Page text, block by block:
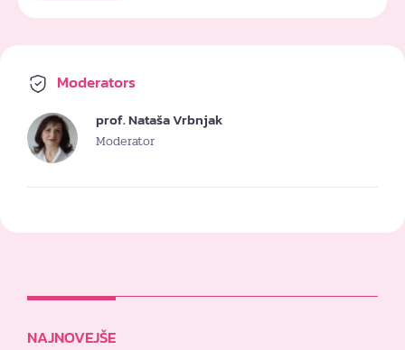
Moderators
prof. Nataša Vrbnjak
Moderator
NAJNOVEJŠE